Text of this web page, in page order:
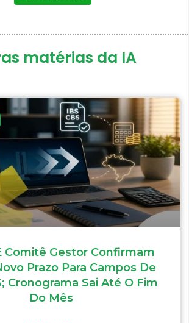
matérias da IA
Comitê Gestor Confirmam
Prazo Para Campos De
Cronograma Sai Até O Fim
Do Mês